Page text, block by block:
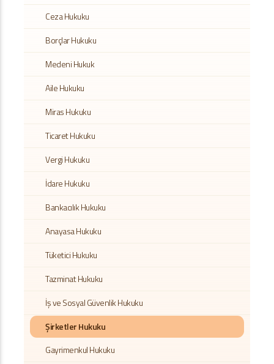
Ceza Hukuku
Borçlar Hukuku
Medeni Hukuk
Aile Hukuku
Miras Hukuku
Ticaret Hukuku
Vergi Hukuku
İdare Hukuku
Bankacılık Hukuku
Anayasa Hukuku
Tüketici Hukuku
Tazminat Hukuku
İş ve Sosyal Güvenlik Hukuku
Şirketler Hukuku
Gayrimenkul Hukuku